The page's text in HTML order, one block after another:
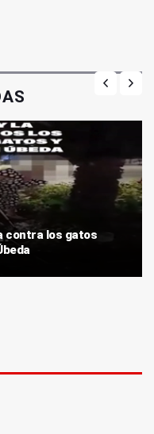
contra los gatos